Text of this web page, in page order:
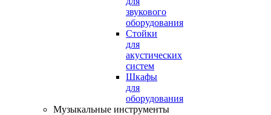
звукового
оборудования
Стойки
для
акустических
систем
Шкафы
для
оборудования
Музыкальные инструменты